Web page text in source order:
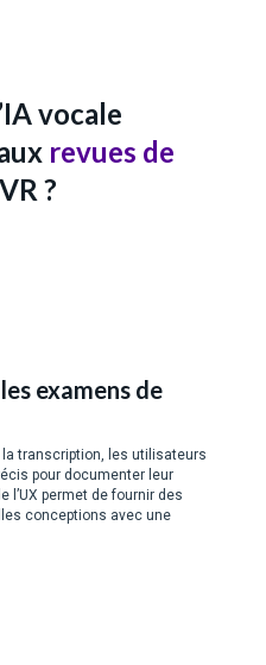
vocale
revues de
?
examens de
transcription, les utilisateurs
pour documenter leur
l’UX permet de fournir des
conceptions avec une